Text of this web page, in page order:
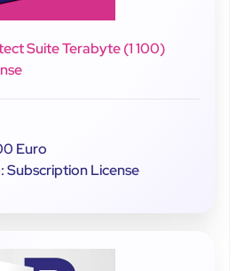
Suite Terabyte (1 100)
Euro
Subscription License